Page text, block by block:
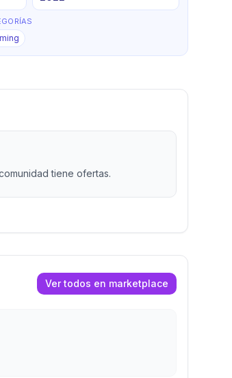
tiene ofertas.
Ver todos en marketplace